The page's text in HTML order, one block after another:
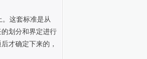
这套标准是从
划分和界定进行
才确定下来的，